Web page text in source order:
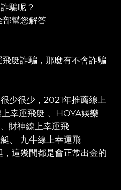
騙呢？
幫您解答
艇詐騙，那麼有不會詐騙
少很少，2021年推薦線上
幸運飛艇 、HOYA娛樂
財神線上幸運飛
、 九牛線上幸運飛
這幾間都是會正常出金的